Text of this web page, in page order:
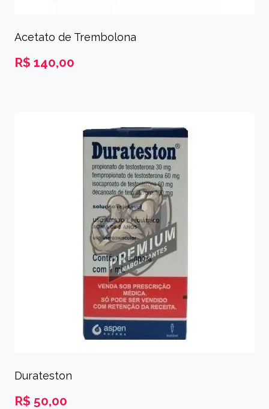
Acetato de Trembolona
R$ 140,00
Durateston
R$ 50,00